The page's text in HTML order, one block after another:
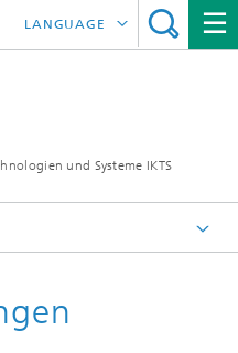
und Systeme IKTS
LANGUAGE
ČESKÝ